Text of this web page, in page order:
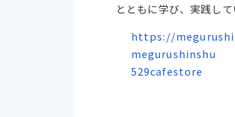
とともに学び、実践し
https://
megurushinshu
529cafestore